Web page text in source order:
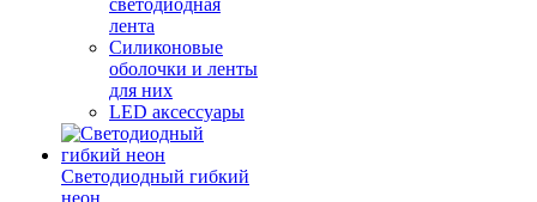
светодиодная
лента
Силиконовые
оболочки и ленты
для них
LED аксессуары
Светодиодный гибкий
неон